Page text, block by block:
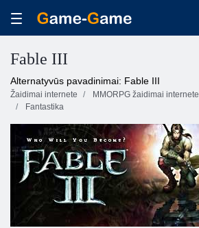
Fable III
Alternatyvūs pavadinimai: Fable III
Žaidimai internete MMORPG žaidimai internete
Fantastika